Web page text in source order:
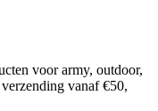
voor army, outdoor,
vanaf €50,